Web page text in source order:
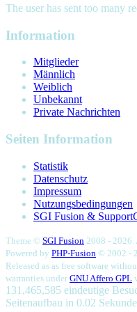
The user has sent too many
Information
Mitglieder
Männlich
Weiblich
Unbekannt
Private Nachrichten
Seiten Information
Statistik
Datenschutz
Impressum
Nutzungsbedingungen
SGI Fusion &
Theme © SGI Fusion 2008 - 2026.
Powered by PHP-Fusion © 2002 -
Released as as free software
warranties under GNU Affero GPL
131,465,585 eindeutige
Seitenaufbau in 0.02